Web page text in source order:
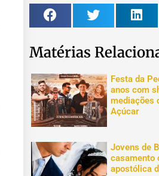
Matérias
Festa da
anos com
mediações
Açúcar
Jovens de
casamento
apostólica